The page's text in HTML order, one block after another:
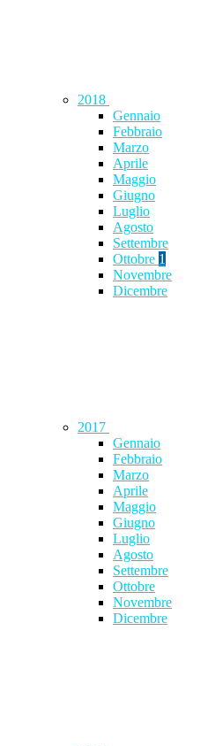
2018
Gennaio
Febbraio
Marzo
Aprile
Maggio
Giugno
Luglio
Agosto
Settembre
Ottobre 1
Novembre
Dicembre
2017
Gennaio
Febbraio
Marzo
Aprile
Maggio
Giugno
Luglio
Agosto
Settembre
Ottobre
Novembre
Dicembre